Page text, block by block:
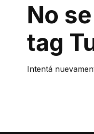
No
tag
Intentá